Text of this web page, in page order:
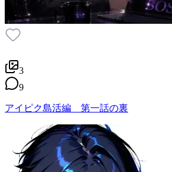
3
9
アイピク島活編 第一話の裏